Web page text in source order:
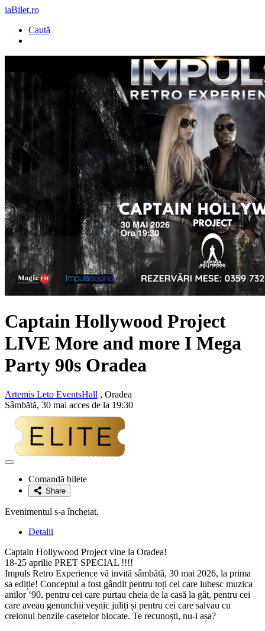
iaBilet.ro
Caută
Captain Hollywood Project
LIVE More and more I Mega
Party 90s Oradea
Artemis Leto EventsHall , Oradea
Sâmbătă, 30 mai acces de la 19:30
Adaugă
favoriteComandă bilete
Share
Evenimentul s-a încheiat.
Detalii
Captain Hollywood Project vine la Oradea!
18-25 aprilie PRET SPECIAL !!!!
Impuls Retro Experience vă invită sâmbătă, 30 mai 2026, la prima
sa ediție! Conceptul a fost gândit pentru toți cei care iubesc muzica
anilor ‘90, pentru cei care purtau cheia de la casă la gât, pentru cei
care aveau genunchii veșnic juliți și pentru cei care salvau cu
creionul benzile casetelor blocate. Te recunoști, nu-i așa?